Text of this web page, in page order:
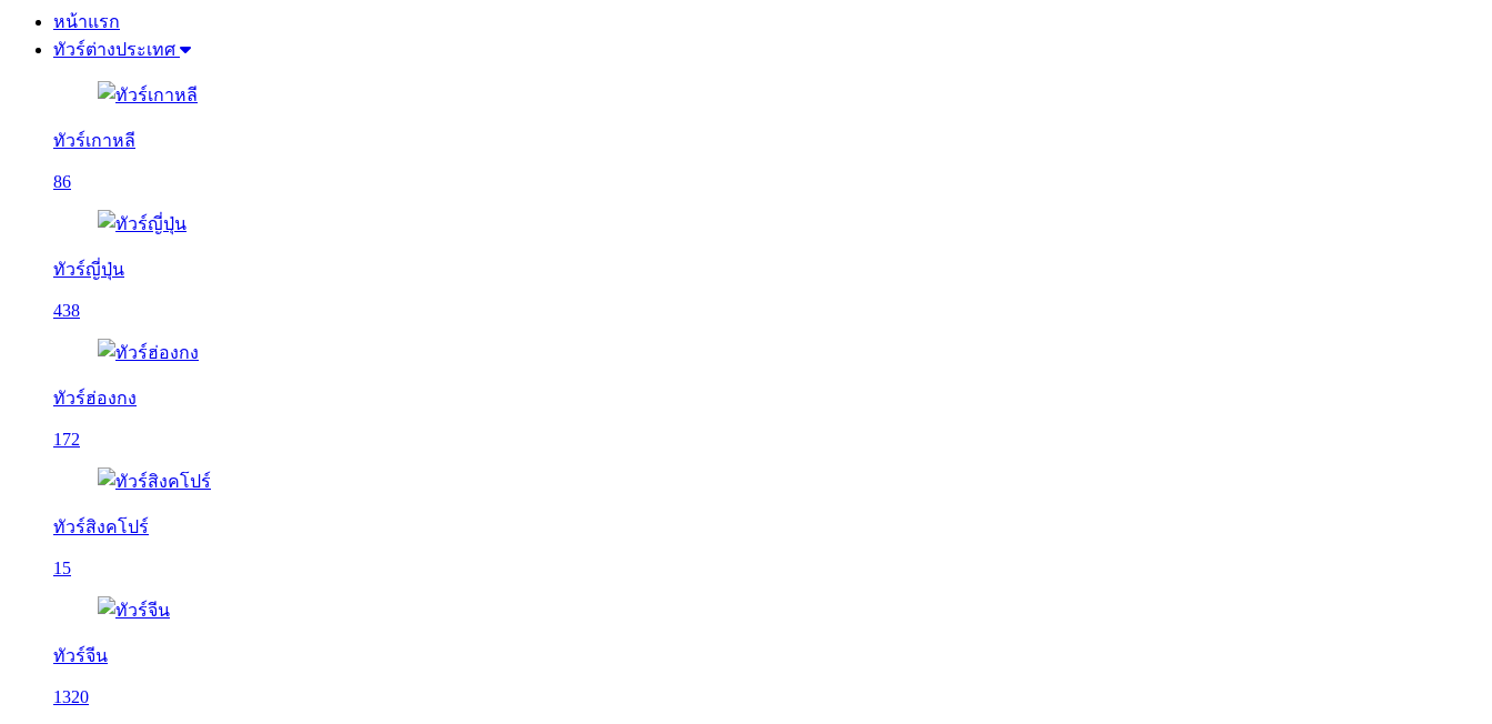
หน้าแรก
ทัวร์ต่างประเทศ
ทัวร์เกาหลี
86
ทัวร์ญี่ปุ่น
438
ทัวร์ฮ่องกง
172
ทัวร์สิงคโปร์
15
ทัวร์จีน
1320